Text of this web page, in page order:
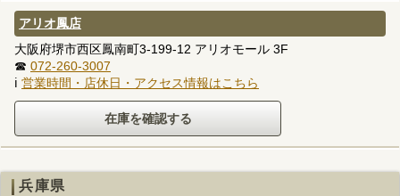
アリオ鳳店
大阪府堺市西区鳳南町3-199-12 アリオモール 3F
☎ 072-260-3007
ℹ 営業時間・店休日・アクセス情報はこちら
兵庫県